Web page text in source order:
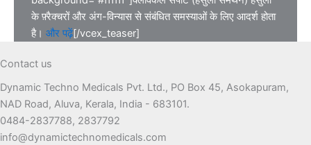
के फ़्रैक्चरों और अंग-विन्यास से संबंधित समस्याओं के लिए आदर्श होता
है। और पढ़ें[/vcex_teaser]
Contact us
Dynamic Techno Medicals Pvt. Ltd., PO Box 45, Asokapuram,
NAD Road, Aluva, Kerala, India - 683101.
0484-2837788, 2837792
info@dynamictechnomedicals.com